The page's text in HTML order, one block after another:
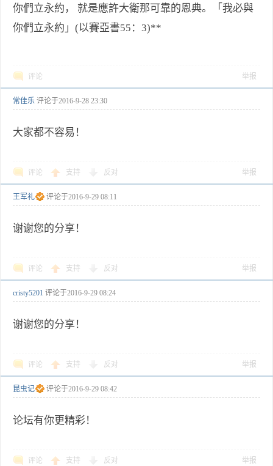
你們立永約， 就是應許大衛那可靠的恩典。「我必與
你們立永約」(以賽亞書55：3)**
评论 举报
常佳乐 评论于2016-9-28 23:30
大家都不容易！
评论 支持 反对 举报
王军礼 评论于2016-9-29 08:11
谢谢您的分享！
评论 支持 反对 举报
cristy5201 评论于2016-9-29 08:24
谢谢您的分享！
评论 支持 反对 举报
昆虫记 评论于2016-9-29 08:42
论坛有你更精彩！
评论 支持 反对 举报